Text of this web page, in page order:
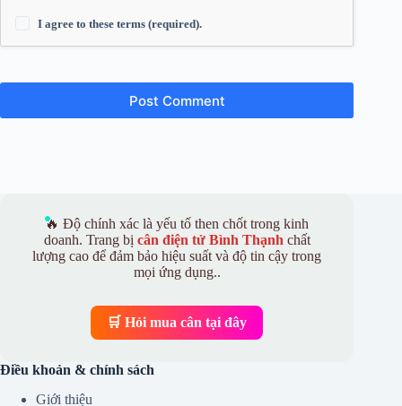
I agree to these terms (required).
Post Comment
🔥 Độ chính xác là yếu tố then chốt trong kinh
doanh. Trang bị cân điện tử Bình Thạnh chất
lượng cao để đảm bảo hiệu suất và độ tin cậy trong
mọi ứng dụng..
🛒 Hỏi mua cân tại đây
Điều khoản & chính sách
Giới thiệu